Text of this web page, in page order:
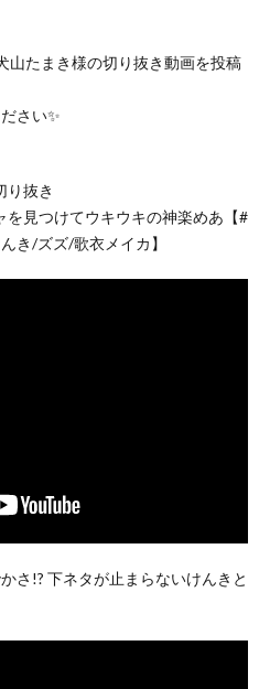
山たまき様の切り抜き動画を投稿
さい✨
り抜き
を見つけてウキウキの神楽めあ【#
き/ズズ/歌衣メイカ】
さ!? 下ネタが止まらないけんきと